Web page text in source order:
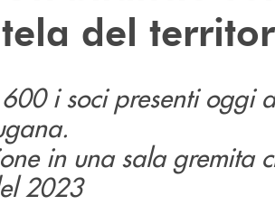
del
i soci presenti oggi
in una sala gremita
2023